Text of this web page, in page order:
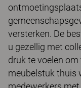
versterken. De
u gezellig met
druk te voelen
meubelstuk thuis